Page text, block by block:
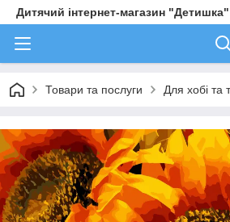
Дитячий інтернет-магазин "Детишка"
Товари та послуги Для хобі та